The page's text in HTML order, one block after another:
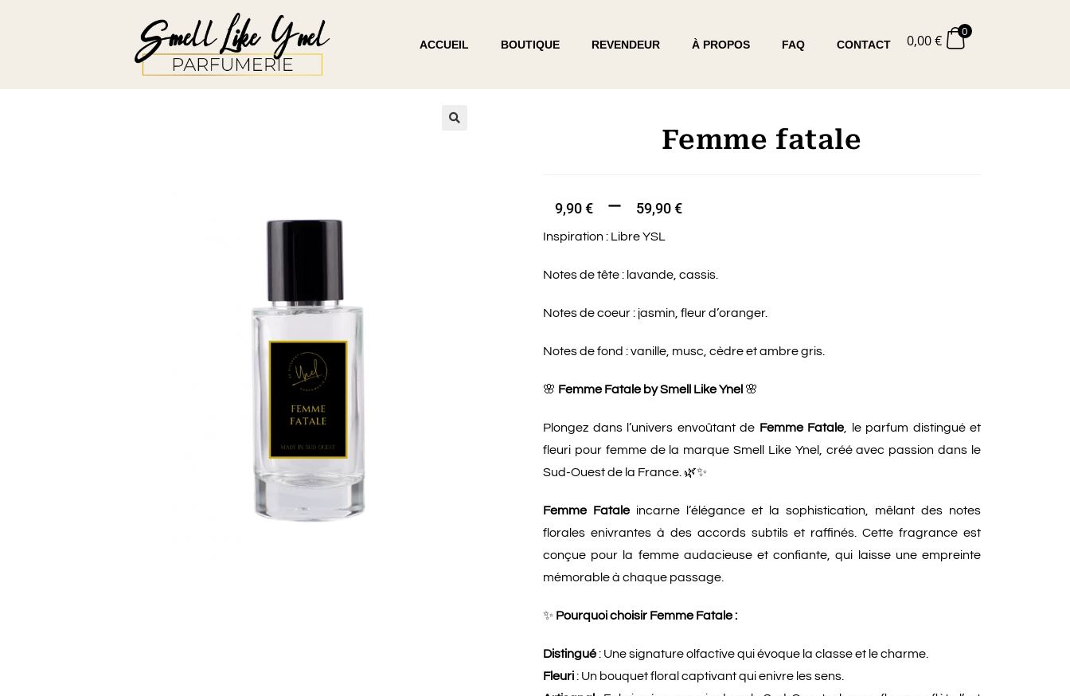
ACCUEIL BOUTIQUE REVENDEUR À PROPOS FAQ CONTACT 0,00€
0
Femme fatale
9,90€ – 59,90€
Inspiration : Libre YSL
Notes de tête : lavande, cassis.
Notes de coeur : jasmin, fleur d’oranger.
Notes de fond : vanille, musc, cèdre et ambre gris.
🌸 Femme Fatale by Smell Like Ynel 🌸
Plongez dans l’univers envoûtant de Femme Fatale, le parfum distingué et
fleuri pour femme de la marque Smell Like Ynel, créé avec passion dans le
Sud-Ouest de la France. 🌿✨
Femme Fataleincarne l’élégance et la sophistication, mêlant des notes
florales enivrantes à des accords subtils et raffinés. Cette fragrance est
conçue pour la femme audacieuse et confiante, qui laisse une empreinte
mémorable à chaque passage.
✨ Pourquoi choisir Femme Fatale :
Distingué: Une signature olfactive qui évoque la classe et le charme.
Fleuri: Un bouquet floral captivant qui enivre les sens.